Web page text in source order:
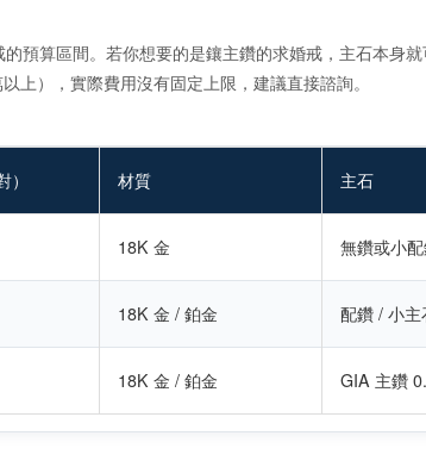
預算區間。若你想要的是鑲主鑽的求婚戒，主石本身
上），實際費用沒有固定上限，建議直接諮詢。
材質 主石
18K 金 無鑽或小
18K 金 / 鉑金 配鑽 / 小主
18K 金 / 鉑金 GIA 主鑽